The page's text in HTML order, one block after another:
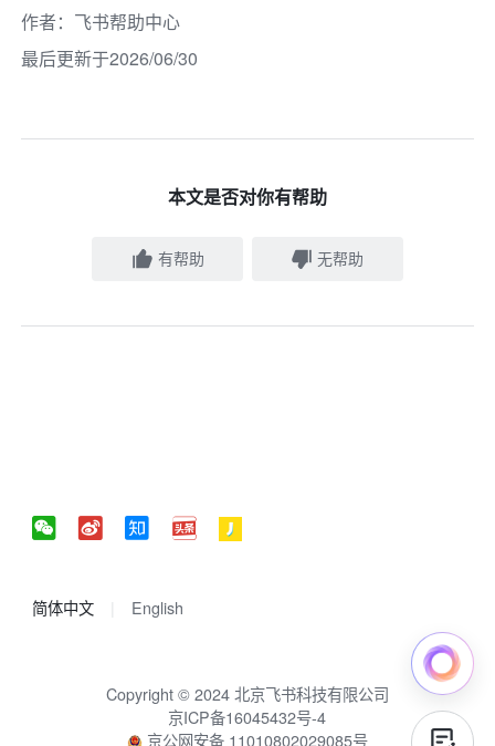
作者： 飞书帮助中心
最后更新于2026/06/30
本文是否对你有帮助
有帮助 无帮助
简体中文 English
Copyright © 2024 北京飞书科技有限公司
京ICP备16045432号-4
京公网安备 11010802029085号